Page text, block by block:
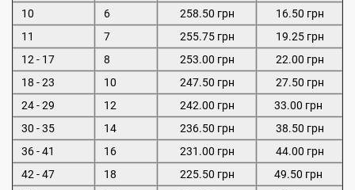
10
6 258.50 грн
16.50 грн
11
7 255.75 грн
19.25 грн
12 - 17
8 253.00 грн
22.00 грн
18 - 23
10 247.50 грн
27.50 грн
24 - 29
12 242.00 грн
33.00 грн
30 - 35
14 236.50 грн
38.50 грн
36 - 41
16 231.00 грн
44.00 грн
42 - 47
18 225.50 грн
49.50 грн